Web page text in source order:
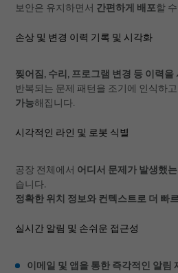
보안은 유지하면서 간편하게 배포할
손상 및 변경 이력 기록 및 시각화
찢어짐, 수리, 프로그램 변경 등 이력을
반복되는 문제 패턴을 조기에 인식하
가능해집니다.
시각적인 라인 및 로봇 식별
공장 전체에서 어디서 문제가 발생했
습니다.
정확한 위치 정보와 컨텍스트로 더 빠
실시간 알림 및 손쉬운 접근성
이메일 및 앱을 통한 즉각적인 알림